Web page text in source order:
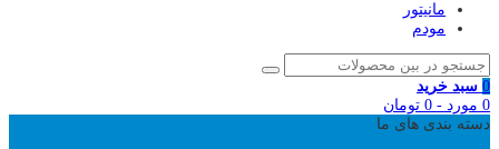
مانیتور
مودم
0 سبد خرید
0 مورد -
0 تومان
دسته بندی های ما